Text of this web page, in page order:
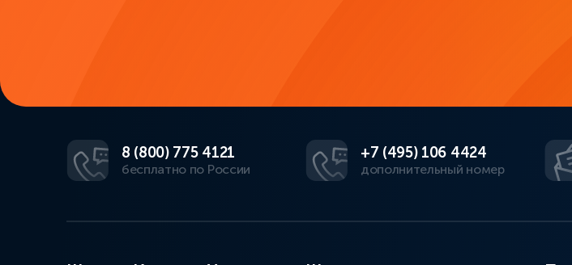
8 (800) 775 4121
бесплатно по России
+7 (495) 106 4424
дополнительный номер